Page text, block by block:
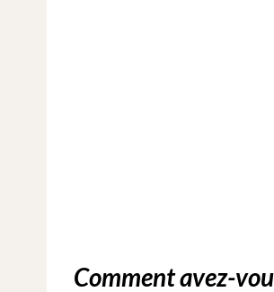
Comment avez-